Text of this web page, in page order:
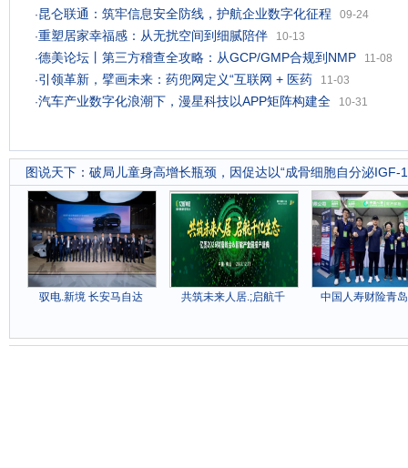
·昆仑联通：筑牢信息安全防线，护航企业数字化征程
09-24
·重塑居家幸福感：从无扰空间到细腻陪伴
10-13
·德美论坛丨第三方稽查全攻略：从GCP/GMP合规到NMP
11-08
·引领革新，擘画未来：药兜网定义“互联网 + 医药
11-03
·汽车产业数字化浪潮下，漫星科技以APP矩阵构建全 10-31
图说天下 ： 破局儿童身高增长瓶颈，因促达以“成骨细胞自分泌IGF-
驭电.新境 长安马自达 共筑未来人居.;启航千 中国人寿财险青